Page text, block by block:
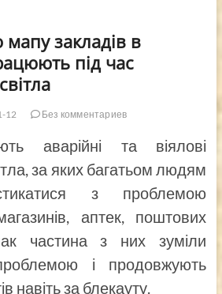
закладів в
під час
12 Без комментариев
аварійні та віялові
за яких багатьом людям
з проблемою
аптек, поштових
частина з них зуміли
і продовжують
навіть за блекауту.